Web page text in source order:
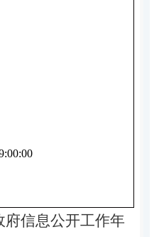
府信息公开工作年